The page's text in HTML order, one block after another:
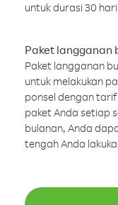
untuk durasi 30
Paket langganan
Paket langganan
untuk melakukan
ponsel dengan
paket Anda setiap
bulanan, Anda
tengah Anda